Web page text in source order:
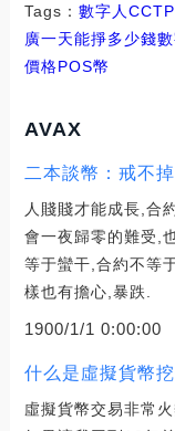
Tags： 數字人 CCT
廣一天能掙多少錢
價格POS幣
AVAX
二本談幣：戒不
人賤賤才能成長,合
會一夜歸零的難受,
等于蠻干,合約不等
樣也有擔心,暴跌.
1900/1/1 0:00:00
什么是虛擬貨幣
虛擬貨幣交易非常